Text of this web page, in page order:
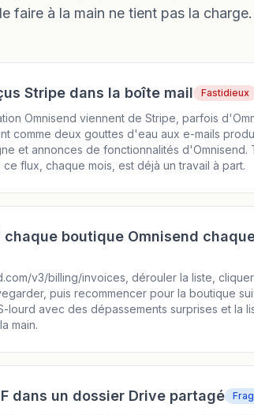
faire à la main ne tient pas la charge.
Stripe dans la boîte mail Fastidieux
Omnisend viennent de Stripe, parfois
comme deux gouttes d'eau aux e-mails
et annonces de fonctionnalités d'Omnisend.
flux, chaque mois, est déjà un travail à part.
chaque boutique Omnisend
v3/billing/invoices, dérouler la liste,
puis recommencer pour la boutique
lourd avec des dépassements surprises et la
main.
dans un dossier Drive partagé